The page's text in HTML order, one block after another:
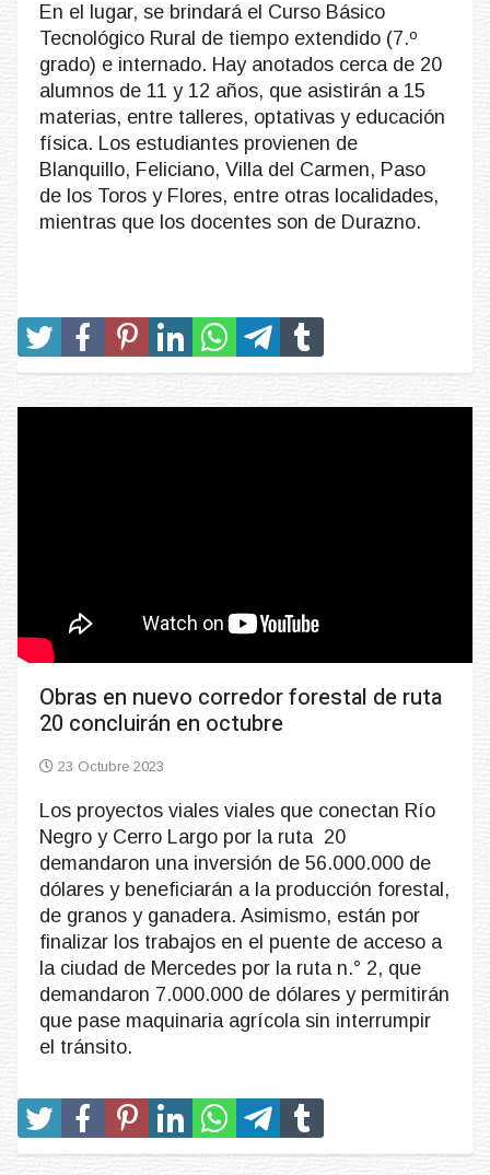
En el lugar, se brindará el Curso Básico
Tecnológico Rural de tiempo extendido (7.º
grado) e internado. Hay anotados cerca de 20
alumnos de 11 y 12 años, que asistirán a 15
materias, entre talleres, optativas y educación
física. Los estudiantes provienen de
Blanquillo, Feliciano, Villa del Carmen, Paso
de los Toros y Flores, entre otras localidades,
mientras que los docentes son de Durazno.
Obras en nuevo corredor forestal de ruta
20 concluirán en octubre
23 Octubre 2023
Los proyectos viales viales que conectan Río
Negro y Cerro Largo por la ruta 20
demandaron una inversión de 56.000.000 de
dólares y beneficiarán a la producción forestal,
de granos y ganadera. Asimismo, están por
finalizar los trabajos en el puente de acceso a
la ciudad de Mercedes por la ruta n.° 2, que
demandaron 7.000.000 de dólares y permitirán
que pase maquinaria agrícola sin interrumpir
el tránsito.